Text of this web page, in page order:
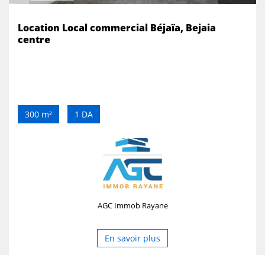
Location Local commercial Béjaïa, Bejaia
centre
300 m² 1 DA
AGC Immob Rayane
En savoir plus